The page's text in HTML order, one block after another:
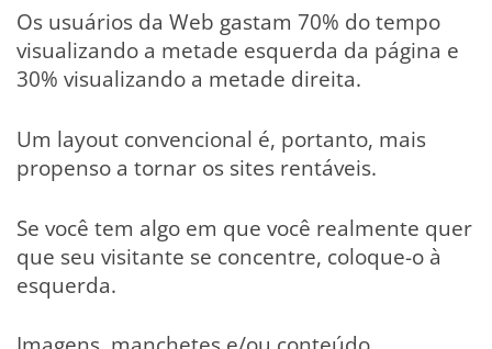
Os usuários da Web gastam 70% do tempo
visualizando a metade esquerda da página e
30% visualizando a metade direita.
Um layout convencional é, portanto, mais
propenso a tornar os sites rentáveis.
Se você tem algo em que você realmente quer
que seu visitante se concentre, coloque-o à
esquerda.